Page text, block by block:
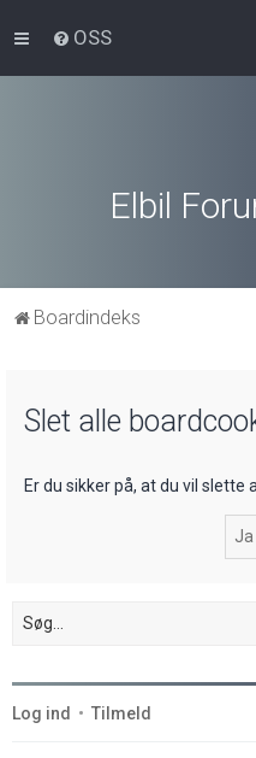
OSS
Elbil
Boardindeks
Slet alle
Er du sikker på, at du vil slette
Log ind • Tilmeld